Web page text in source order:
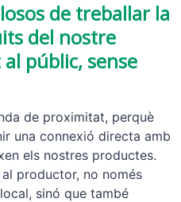
de treballar la
del nostre
públic, sense
de proximitat, perquè
una connexió directa amb
els nostres productes.
productor, no només
sinó que també